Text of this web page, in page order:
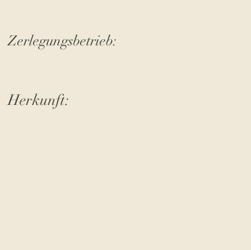
Zerlegungsbetrieb:
Herkunft: